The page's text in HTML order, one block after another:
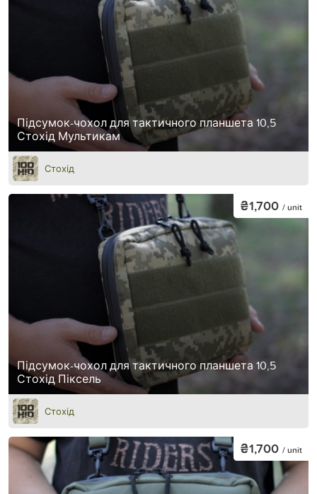
Підсумок-чохол для тактичного планшета 10,5
Стохід Мультикам
Стохід
Підсумок-чохол для тактичного планшета 10,5
Стохід Піксель
₴1,700 / unit
Стохід
₴1,700 / unit